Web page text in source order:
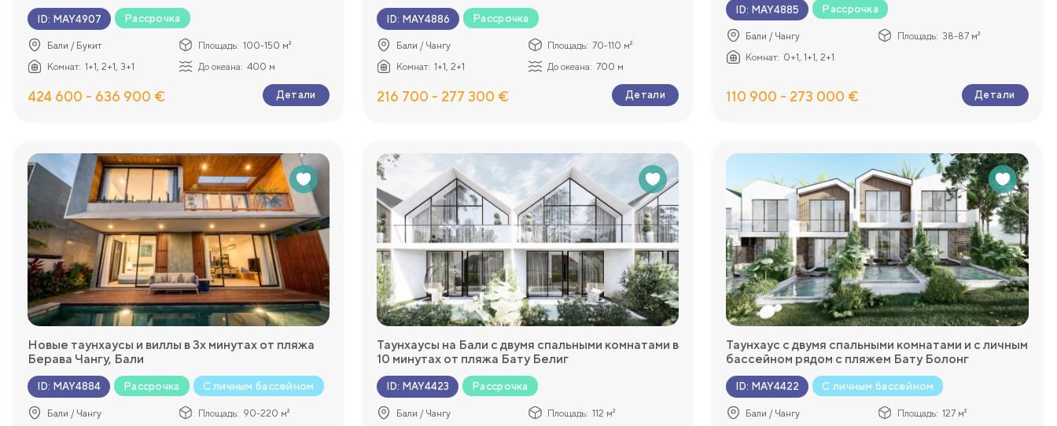
ID: MAY4907 Рассрочка
Бали / Букит Площадь: 100-150 м²
Комнат: 1+1, 2+1, 3+1 До океана: 400 м
424 600 - 636 900 € Детали
ID: MAY4886 Рассрочка
Бали / Чангу Площадь: 70-110 м²
Комнат: 1+1, 2+1 До океана: 700 м
216 700 - 277 300 € Детали
ID: MAY4885 Рассрочка
Бали / Чангу Площадь: 38-87 м²
Комнат: 0+1, 1+1, 2+1
110 900 - 273 000 € Детали
Новые таунхаусы и виллы в 3х минутах от пляжа
Берава Чангу, Бали
ID: MAY4884 Рассрочка С личным бассейном
Бали / Чангу Площадь: 90-220 м²
Таунхаусы на Бали с двумя спальными комнатами в
10 минутах от пляжа Бату Белиг
ID: MAY4423 Рассрочка
Бали / Чангу Площадь: 112 м²
Таунхаус с двумя спальными комнатами и с личным
бассейном рядом с пляжем Бату Болонг
ID: MAY4422 С личным бассейном
Бали / Чангу Площадь: 127 м²